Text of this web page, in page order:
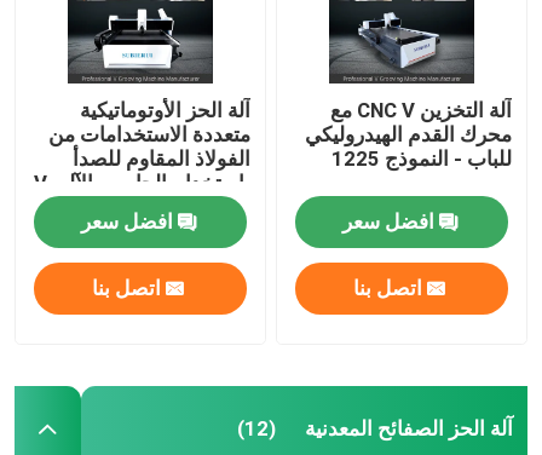
آلة التخزين CNC V مع
محرك القدم الهيدروليكي
للباب - النموذج 1225
افضل سعر
اتصل بنا
آلة الحز الأوتوماتيكية
متعددة الاستخدامات من
الفولاذ المقاوم للصدأ
باستخدام الحاسب الآلي V
1240
افضل سعر
اتصل بنا
آلة الحز الصفائح المعدنية (12)